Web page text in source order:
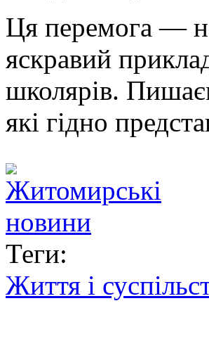
Ця перемога —
яскравий
школярів.
які гідно
Теги:
Життя і